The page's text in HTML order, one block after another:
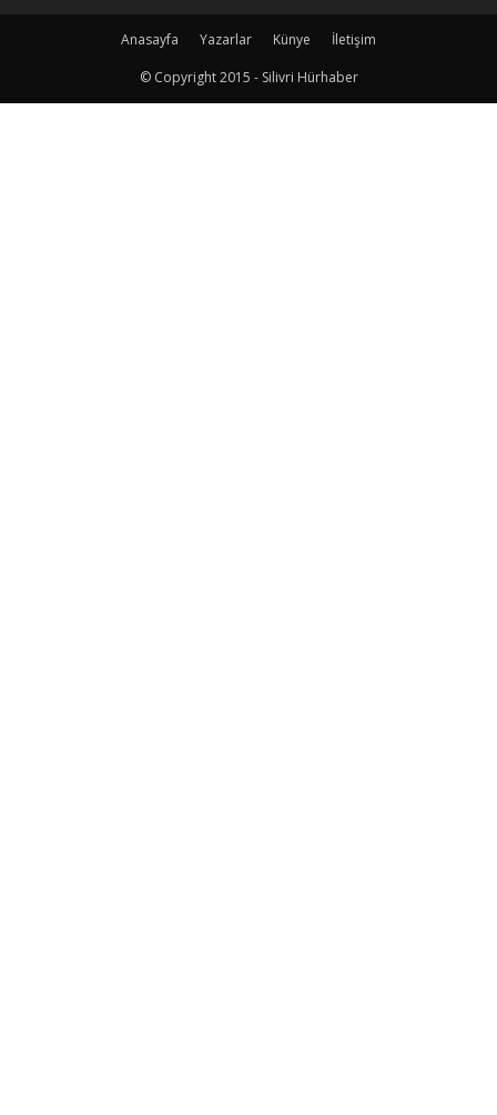
Anasayfa Yazarlar Künye
İletişim
© Copyright 2015 - Silivri Hürhaber